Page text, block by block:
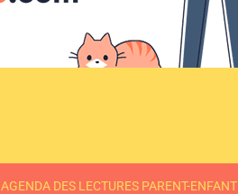
AGENDA DES LECTURES PARENT-ENFANT